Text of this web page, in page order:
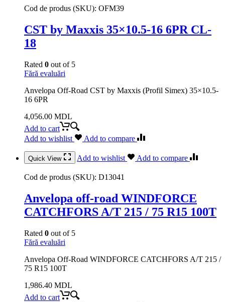
Cod de produs (SKU): OFM39
CST by Maxxis 35×10.5-16 6PR CL-
18
Rated 0 out of 5
Fără evaluări
Anvelopa Off-Road CST by Maxxis (Profil Simex) 35×10.5-
16 6PR
4,056.00 MDL
Add to cart
Add to wishlist
Add to compare
Quick View Add to wishlist Add to compare
Cod de produs (SKU): D13041
Anvelopa off-road WINDFORCE
CATCHFORS A/T 215 / 75 R15 100T
Rated 0 out of 5
Fără evaluări
Anvelopa Off-Road WINDFORCE CATCHFORS A/T 215 /
75 R15 100T
1,986.40 MDL
Add to cart